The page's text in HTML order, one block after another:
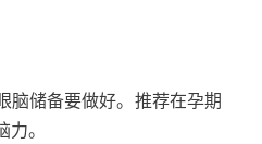
储备要做好。推荐在孕期
。